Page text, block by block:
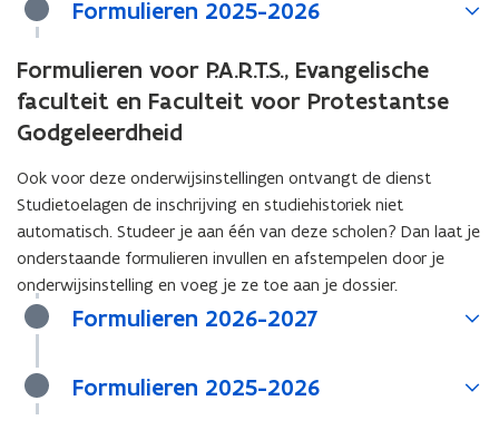
Formulieren 2025-2026
Formulieren voor P.A.R.T.S., Evangelische
faculteit en Faculteit voor Protestantse
Godgeleerdheid
Ook voor deze onderwijsinstellingen ontvangt de dienst
Studietoelagen de inschrijving en studiehistoriek niet
automatisch. Studeer je aan één van deze scholen? Dan laat je
onderstaande formulieren invullen en afstempelen door je
onderwijsinstelling en voeg je ze toe aan je dossier.
Formulieren 2026-2027
Formulieren 2025-2026